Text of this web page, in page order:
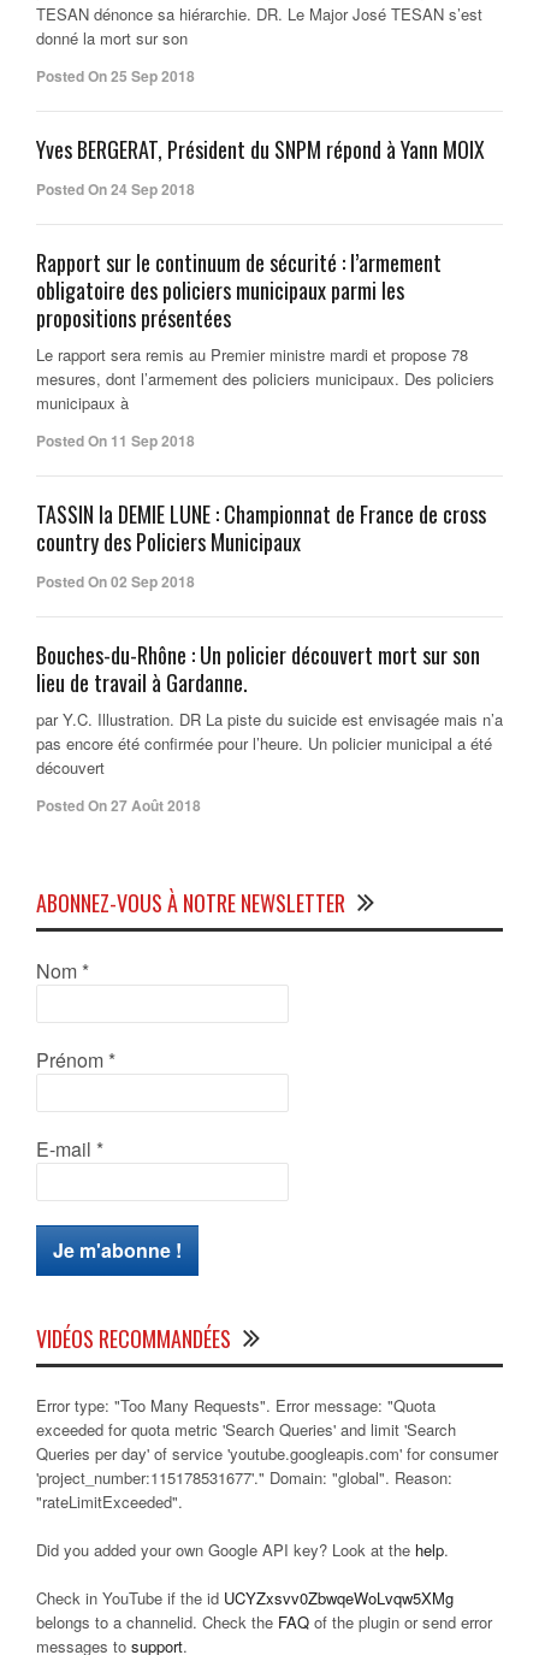
TESAN dénonce sa hiérarchie. DR. Le Major José TESAN s’est
donné la mort sur son
Posted On 25 Sep 2018
Yves BERGERAT, Président du SNPM répond à Yann MOIX
Posted On 24 Sep 2018
Rapport sur le continuum de sécurité : l’armement
obligatoire des policiers municipaux parmi les
propositions présentées
Le rapport sera remis au Premier ministre mardi et propose 78
mesures, dont l’armement des policiers municipaux. Des policiers
municipaux à
Posted On 11 Sep 2018
TASSIN la DEMIE LUNE : Championnat de France de cross
country des Policiers Municipaux
Posted On 02 Sep 2018
Bouches-du-Rhône : Un policier découvert mort sur son
lieu de travail à Gardanne.
par Y.C. Illustration. DR La piste du suicide est envisagée mais n’a
pas encore été confirmée pour l’heure. Un policier municipal a été
découvert
Posted On 27 Août 2018
ABONNEZ-VOUS À NOTRE NEWSLETTER
Nom *
Prénom *
E-mail *
VIDÉOS RECOMMANDÉES
Error type: "Too Many Requests". Error message: "Quota
exceeded for quota metric 'Search Queries' and limit 'Search
Queries per day' of service 'youtube.googleapis.com' for consumer
'project_number:115178531677'." Domain: "global". Reason:
"rateLimitExceeded".
Did you added your own Google API key? Look at the help.
Check in YouTube if the id UCYZxsvv0ZbwqeWoLvqw5XMg
belongs to a channelid. Check the FAQ of the plugin or send error
messages to support.